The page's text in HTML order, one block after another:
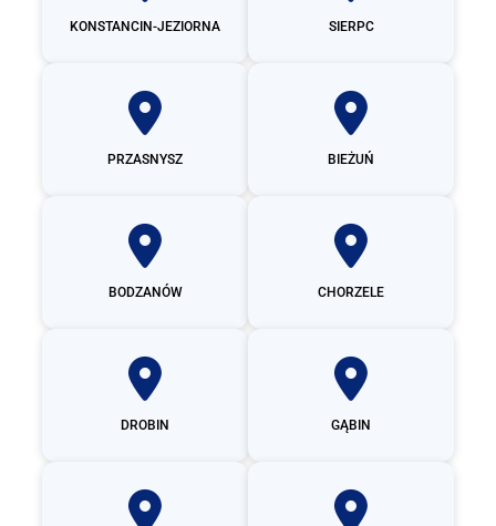
KONSTANCIN-JEZIORNA SIERPC
PRZASNYSZ BIEŻUŃ
BODZANÓW CHORZELE
DROBIN GĄBIN